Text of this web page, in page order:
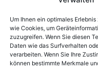
Um Ihnen ein optimales
wie Cookies, um
zuzugreifen. Wenn Sie diesen
Daten wie das Surfverhalten
verarbeiten. Wenn Sie Ihre
können bestimmte Merkmale